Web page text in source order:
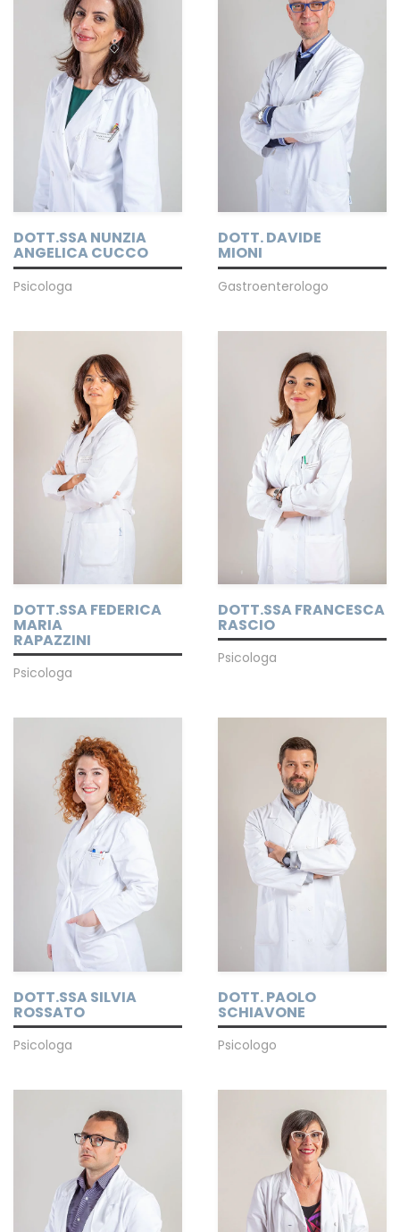
DOTT.SSA NUNZIA
ANGELICA CUCCO
Psicologa
DOTT. DAVIDE
MIONI
Gastroenterologo
DOTT.SSA FEDERICA
MARIA
RAPAZZINI
Psicologa
DOTT.SSA FRANCESCA
RASCIO
Psicologa
DOTT.SSA SILVIA
ROSSATO
Psicologa
DOTT. PAOLO
SCHIAVONE
Psicologo